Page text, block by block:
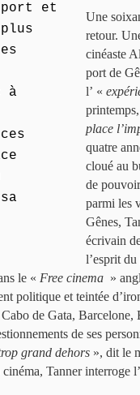
port et
à
Une
retour.
cinéaste
port de
l’ «
place
quatre
cloué au
de
parmi les
Gênes,
écrivain
l’esprit
le « Free cinema »
politique et teintée
de Gata, Barcelone,
de ses
grand dehors », dit le
Tanner interroge